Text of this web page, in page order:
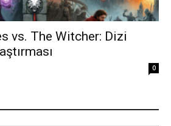
vs. The Witcher: Dizi
0